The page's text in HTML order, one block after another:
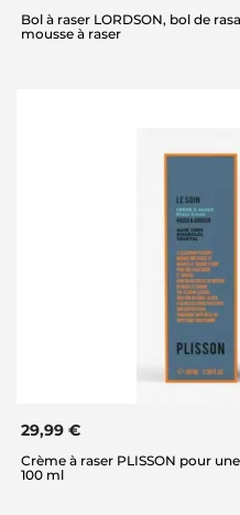
Bol à raser LORDSON, bol de
mousse à raser
29,99 €
Crème à raser PLISSON pour
100 ml